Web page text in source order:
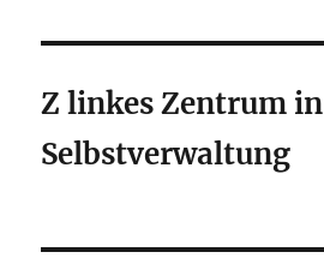
Z linkes Zentrum in
Selbstverwaltung